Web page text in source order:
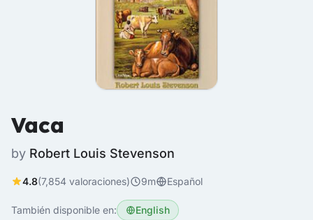
Vaca
by Robert Louis Stevenson
4.8(7,854 valoraciones) 9m Español
También disponible en: English